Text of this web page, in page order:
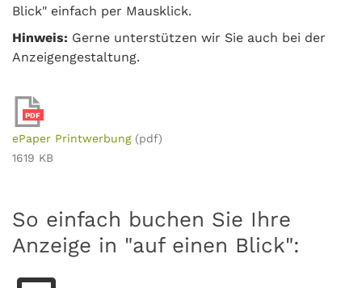
Blick" einfach per Mausklick.
Hinweis: Gerne unterstützen wir Sie auch bei der
Anzeigengestaltung.
PDF
ePaper Printwerbung (pdf)
1619 KB
So einfach buchen Sie Ihre
Anzeige in "auf einen Blick":